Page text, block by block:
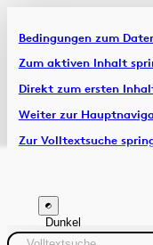
Bedingungen zum
Zum aktiven Inhalt
Direkt zum ersten
Weiter zur
Zur Volltextsuche
Dunkel